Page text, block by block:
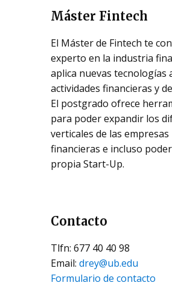
Máster Fintech
El Máster de Fintech te
experto en la industria
aplica nuevas tecnologías
actividades financieras y
El postgrado ofrece
para poder expandir los
verticales de las empresas
financieras e incluso
propia Start-Up.
Contacto
Tlfn: 677 40 40 98
Email: drey@ub.edu
Formulario de contacto